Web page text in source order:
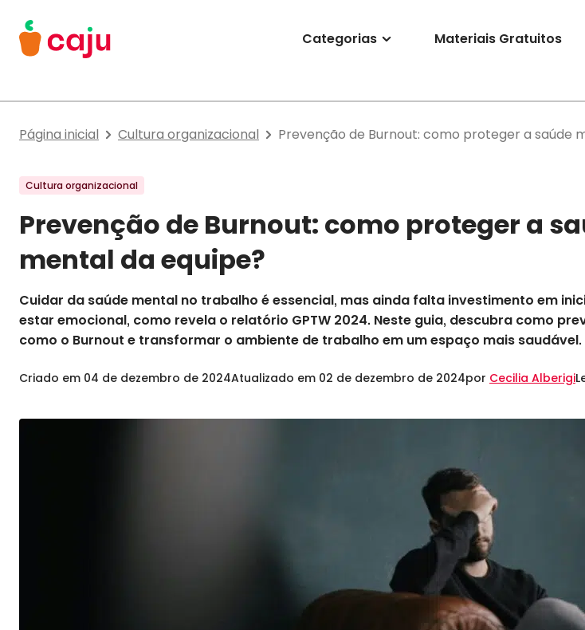
Menu Principal
Categorias Materiais Gratuitos
Página inicial Cultura organizacional Prevenção de Burnout: como proteger a saúde
Cultura organizacional
Prevenção de Burnout: como proteger a
mental da equipe?
Cuidar da saúde mental no trabalho é essencial, mas ainda falta investimento em
estar emocional, como revela o relatório GPTW 2024. Neste guia, descubra como
como o Burnout e transformar o ambiente de trabalho em um espaço mais saudável.
Criado em 04 de dezembro de 2024Atualizado em 02 de dezembro de 2024por Cecilia Alberigi